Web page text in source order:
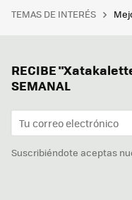
TEMAS DE INTERÉS
RECIBE
SEMANAL
Suscribiéndote aceptas